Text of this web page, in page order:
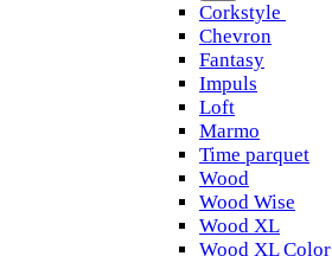
Corkstyle
Chevron
Fantasy
Impuls
Loft
Marmo
Time parquet
Wood
Wood Wise
Wood XL
Wood XL Color